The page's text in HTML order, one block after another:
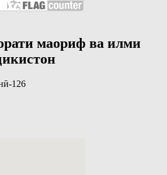
маориф ва илми
126